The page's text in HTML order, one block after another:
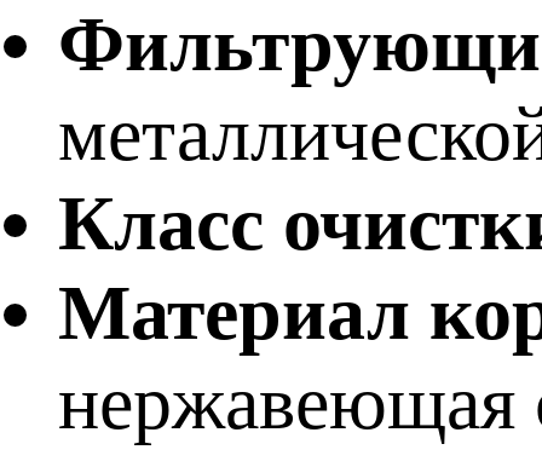
Класс
Материал
нержавеющая